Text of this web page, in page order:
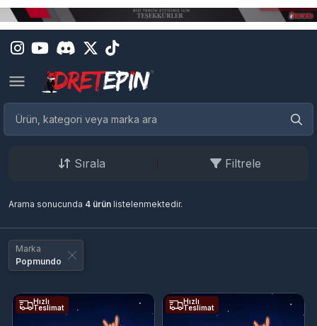
Sırala Filtrele
Arama sonucunda 4 ürün listelenmektedir.
Marka
Popmundo
Hızlı
Teslimat
Hızlı
Teslimat